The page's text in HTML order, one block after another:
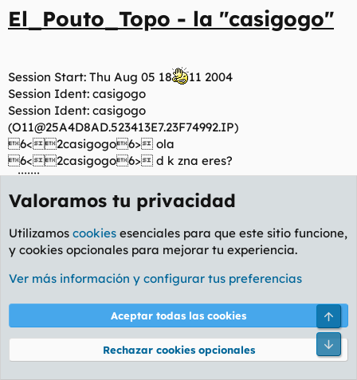
El_Pouto_Topo - la "casigogo"
Session Start: Thu Aug 05 18
11 2004
Session Ident: casigogo
Session Ident: casigogo
(O11@25A4D8AD.523413E7.23F74992.IP)
6<2casigogo6> ola
6<2casigogo6> d k zna eres?
> jijiiji
> de Pajarillos
> y tu?
6<2casigogo6> jiji ?
> que?
6<2casigogo6> d la plaza san juan
> no te conozco
> podrias ser un pajero o uno de esos que juegan al rol
> me da miedito
Valoramos tu privacidad
Utilizamos cookies esenciales para que este sitio funcione,
y cookies opcionales para mejorar tu experiencia.
Ver más información y configurar tus preferencias
Aceptar todas las cookies
Rechazar cookies opcionales
Pie